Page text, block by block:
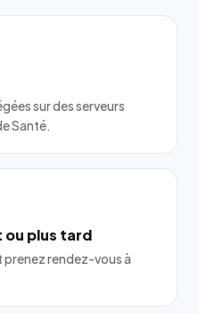
sur des serveurs
Santé.
ou plus tard
rendez-vous à